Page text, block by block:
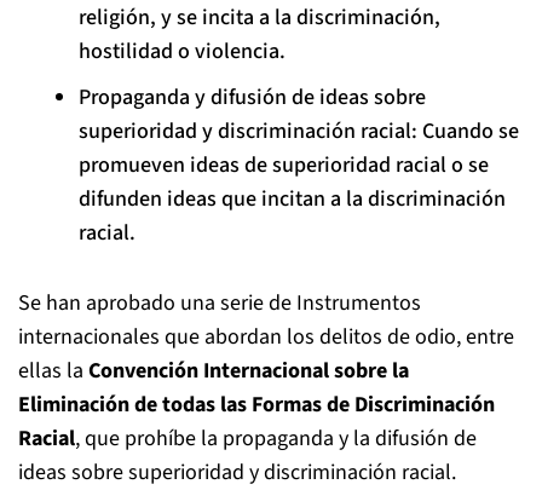
religión, y se incita a la discriminación,
hostilidad o violencia.
Propaganda y difusión de ideas sobre
superioridad y discriminación racial: Cuando se
promueven ideas de superioridad racial o se
difunden ideas que incitan a la discriminación
racial.
Se han aprobado una serie de Instrumentos
internacionales que abordan los delitos de odio, entre
ellas la Convención Internacional sobre la
Eliminación de todas las Formas de Discriminación
Racial, que prohíbe la propaganda y la difusión de
ideas sobre superioridad y discriminación racial.